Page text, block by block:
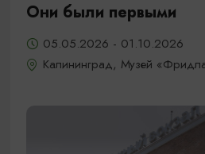
Они были первыми
05.05.2026 - 01.10.2026
Калининград, Музей